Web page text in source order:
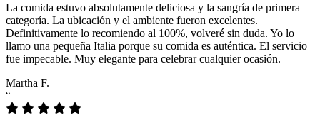
La comida estuvo absolutamente deliciosa y la sangría de primera
categoría. La ubicación y el ambiente fueron excelentes.
Definitivamente lo recomiendo al 100%, volveré sin duda. Yo lo
llamo una pequeña Italia porque su comida es auténtica. El servicio
fue impecable. Muy elegante para celebrar cualquier ocasión.
Martha F.
“